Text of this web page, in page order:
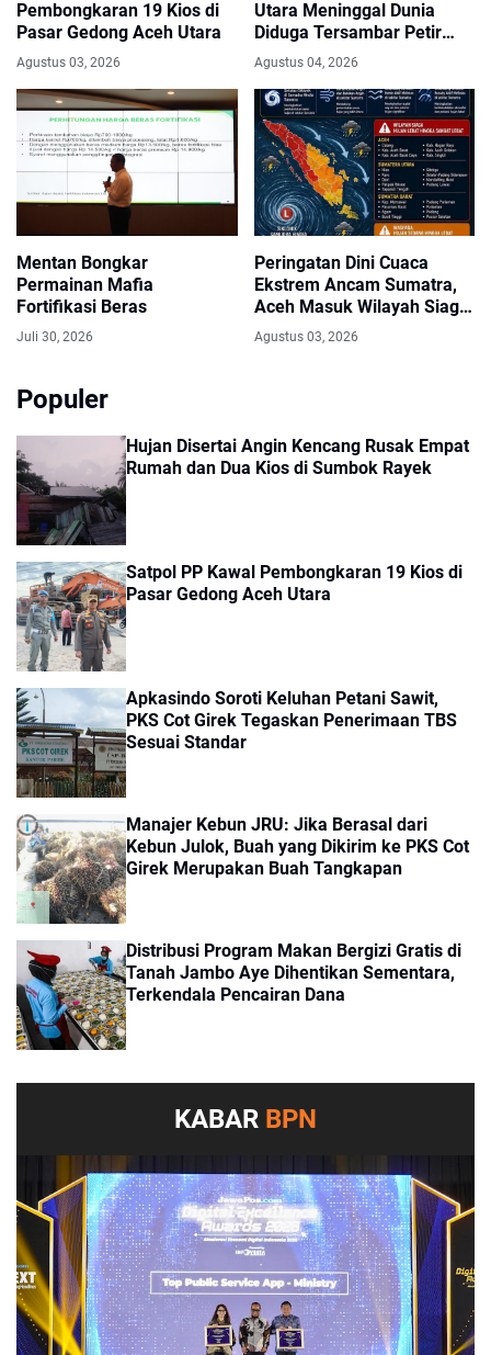
Pembongkaran 19 Kios di
Pasar Gedong Aceh Utara
Agustus 03, 2026
Utara Meninggal Dunia
Diduga Tersambar Petir
Saat Bermain Hujan
Agustus 04, 2026
Mentan Bongkar
Permainan Mafia
Fortifikasi Beras
Juli 30, 2026
Peringatan Dini Cuaca
Ekstrem Ancam Sumatra,
Aceh Masuk Wilayah Siaga
Hujan Sangat Lebat
Agustus 03, 2026
Populer
Hujan Disertai Angin Kencang Rusak Empat
Rumah dan Dua Kios di Sumbok Rayek
Satpol PP Kawal Pembongkaran 19 Kios di
Pasar Gedong Aceh Utara
Apkasindo Soroti Keluhan Petani Sawit,
PKS Cot Girek Tegaskan Penerimaan TBS
Sesuai Standar
Manajer Kebun JRU: Jika Berasal dari
Kebun Julok, Buah yang Dikirim ke PKS Cot
Girek Merupakan Buah Tangkapan
Distribusi Program Makan Bergizi Gratis di
Tanah Jambo Aye Dihentikan Sementara,
Terkendala Pencairan Dana
KABAR BPN